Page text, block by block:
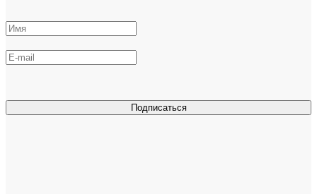
Подписаться